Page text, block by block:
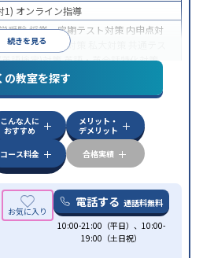
続きを見る
1) オンライン指導
受験授業・定期テスト対策 内申点対
定着国公立大対策
語検定)対策英語・英会話特化対策
に対応授業の振替可能
・タブレットを利用オンライン対応1
可能
の教室を探す
こんな人に
おすすめ
メリット・
デメリット
コース料金 合格実績
電話する 通話料無料
10:00-21:00（平日）、10:00-
19:00（土日祝）